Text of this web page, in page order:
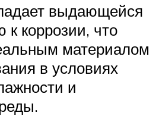
выдающейся
к коррозии, что
материалом
в условиях
и